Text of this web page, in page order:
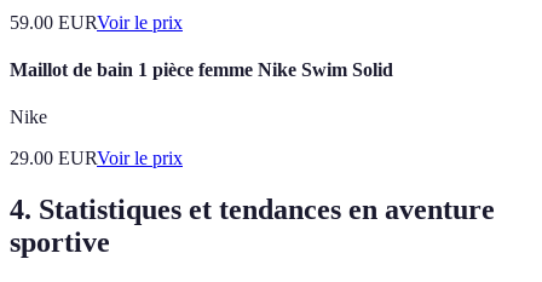
59.00 EURVoir le prix
Maillot de bain 1 pièce femme Nike Swim Solid
Nike
29.00 EURVoir le prix
4. Statistiques et tendances en aventure
sportive